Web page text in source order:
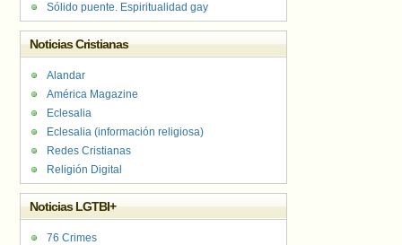
Sólido puente. Espiritualidad gay
Noticias Cristianas
Alandar
América Magazine
Eclesalia
Eclesalia (información religiosa)
Redes Cristianas
Religión Digital
Noticias LGTBI+
76 Crimes